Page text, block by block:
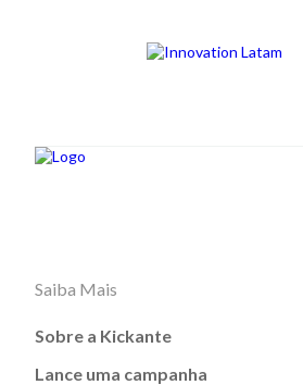
Saiba Mais
Sobre a Kickante
Lance uma campanha